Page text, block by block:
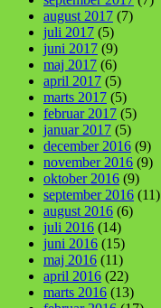
august 2017 (7)
juli 2017 (5)
juni 2017 (9)
maj 2017 (6)
april 2017 (5)
marts 2017 (5)
februar 2017 (5)
januar 2017 (5)
december 2016 (9)
november 2016 (9)
oktober 2016 (9)
september 2016 (11)
august 2016 (6)
juli 2016 (14)
juni 2016 (15)
maj 2016 (11)
april 2016 (22)
marts 2016 (13)